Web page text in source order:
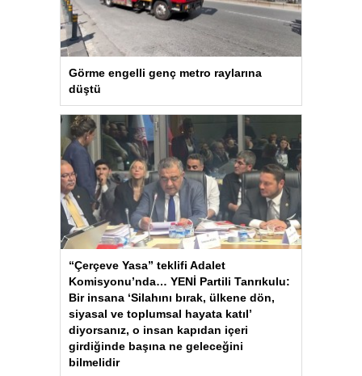
Görme engelli genç metro raylarına
düştü
“Çerçeve Yasa” teklifi Adalet
Komisyonu’nda… YENİ Partili Tanrıkulu:
Bir insana ‘Silahını bırak, ülkene dön,
siyasal ve toplumsal hayata katıl’
diyorsanız, o insan kapıdan içeri
girdiğinde başına ne geleceğini
bilmelidir